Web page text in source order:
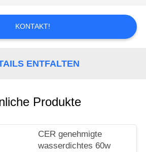
KONTAKT!
ENTFALTEN
Produkte
CER genehmigte
wasserdichtes 60w